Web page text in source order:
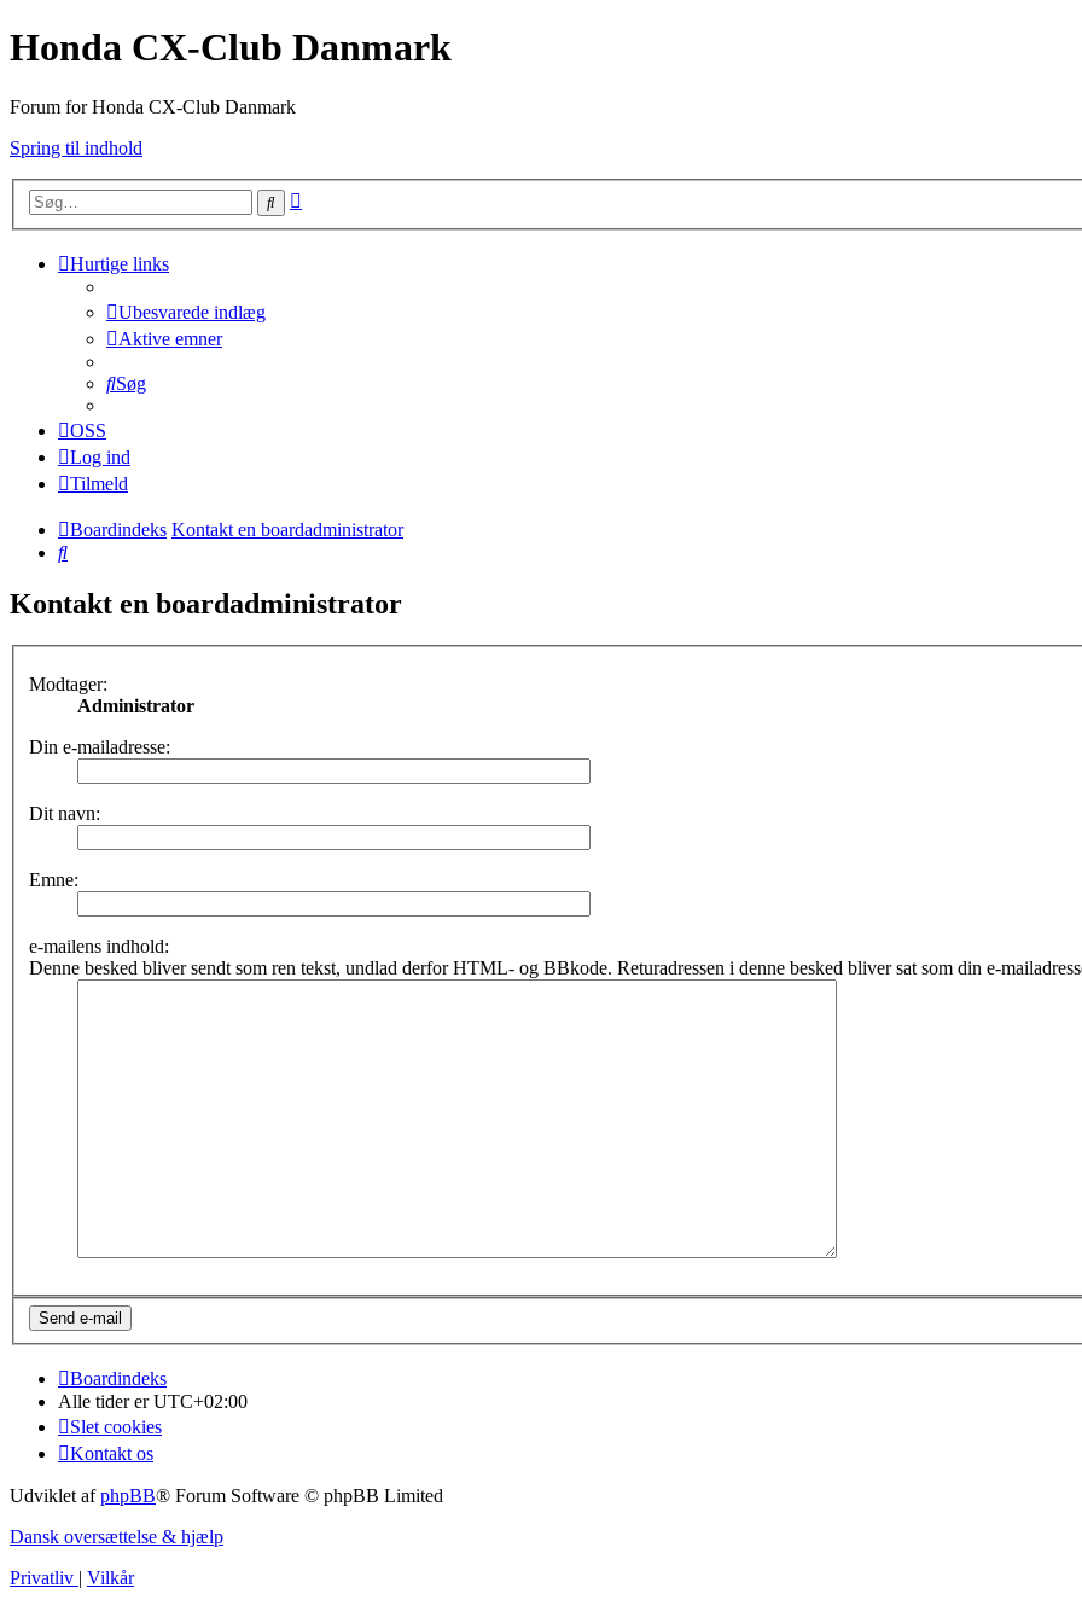
Honda CX-Club Danmark
Forum for Honda CX-Club Danmark
Spring til indhold
Søg
Hurtige links
Ubesvarede indlæg
Aktive emner
Søg
OSS
Log ind
Tilmeld
Boardindeks Kontakt en boardadministrator
Søg
Kontakt en boardadministrator
Modtager:
Administrator
Din e-mailadresse:
Dit navn:
Emne:
e-mailens indhold:
Denne besked bliver sendt som ren tekst, undlad derfor HTML- og BBkode. Returadressen i denne besked bliver sat som din e-
Boardindeks
Alle tider erUTC+02:00
Slet cookies
Kontakt os
Udviklet afphpBB® Forum Software © phpBB Limited
Dansk oversættelse & hjælp
Privatliv
Vilkår